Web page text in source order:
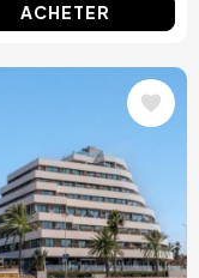
ACHETER